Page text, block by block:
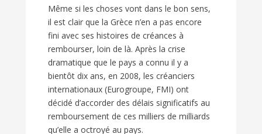
Même si les choses vont dans le bon sens,
il est clair que la Grèce n’en a pas encore
fini avec ses histoires de créances à
rembourser, loin de là. Après la crise
dramatique que le pays a connu il y a
bientôt dix ans, en 2008, les créanciers
internationaux (Eurogroupe, FMI) ont
décidé d’accorder des délais significatifs au
remboursement de ces milliers de milliards
qu’elle a octroyé au pays.